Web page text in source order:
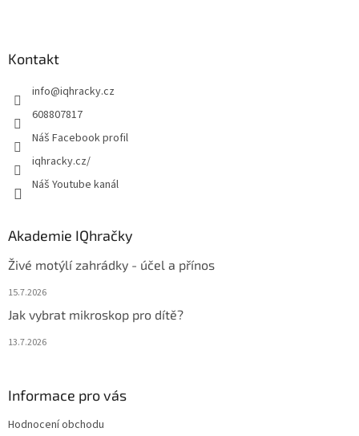
Kontakt
info@iqhracky.cz
608807817
Náš Facebook profil
iqhracky.cz/
Náš Youtube kanál
Akademie IQhračky
Živé motýlí zahrádky - účel a přínos
15.7.2026
Jak vybrat mikroskop pro dítě?
13.7.2026
Informace pro vás
Hodnocení obchodu